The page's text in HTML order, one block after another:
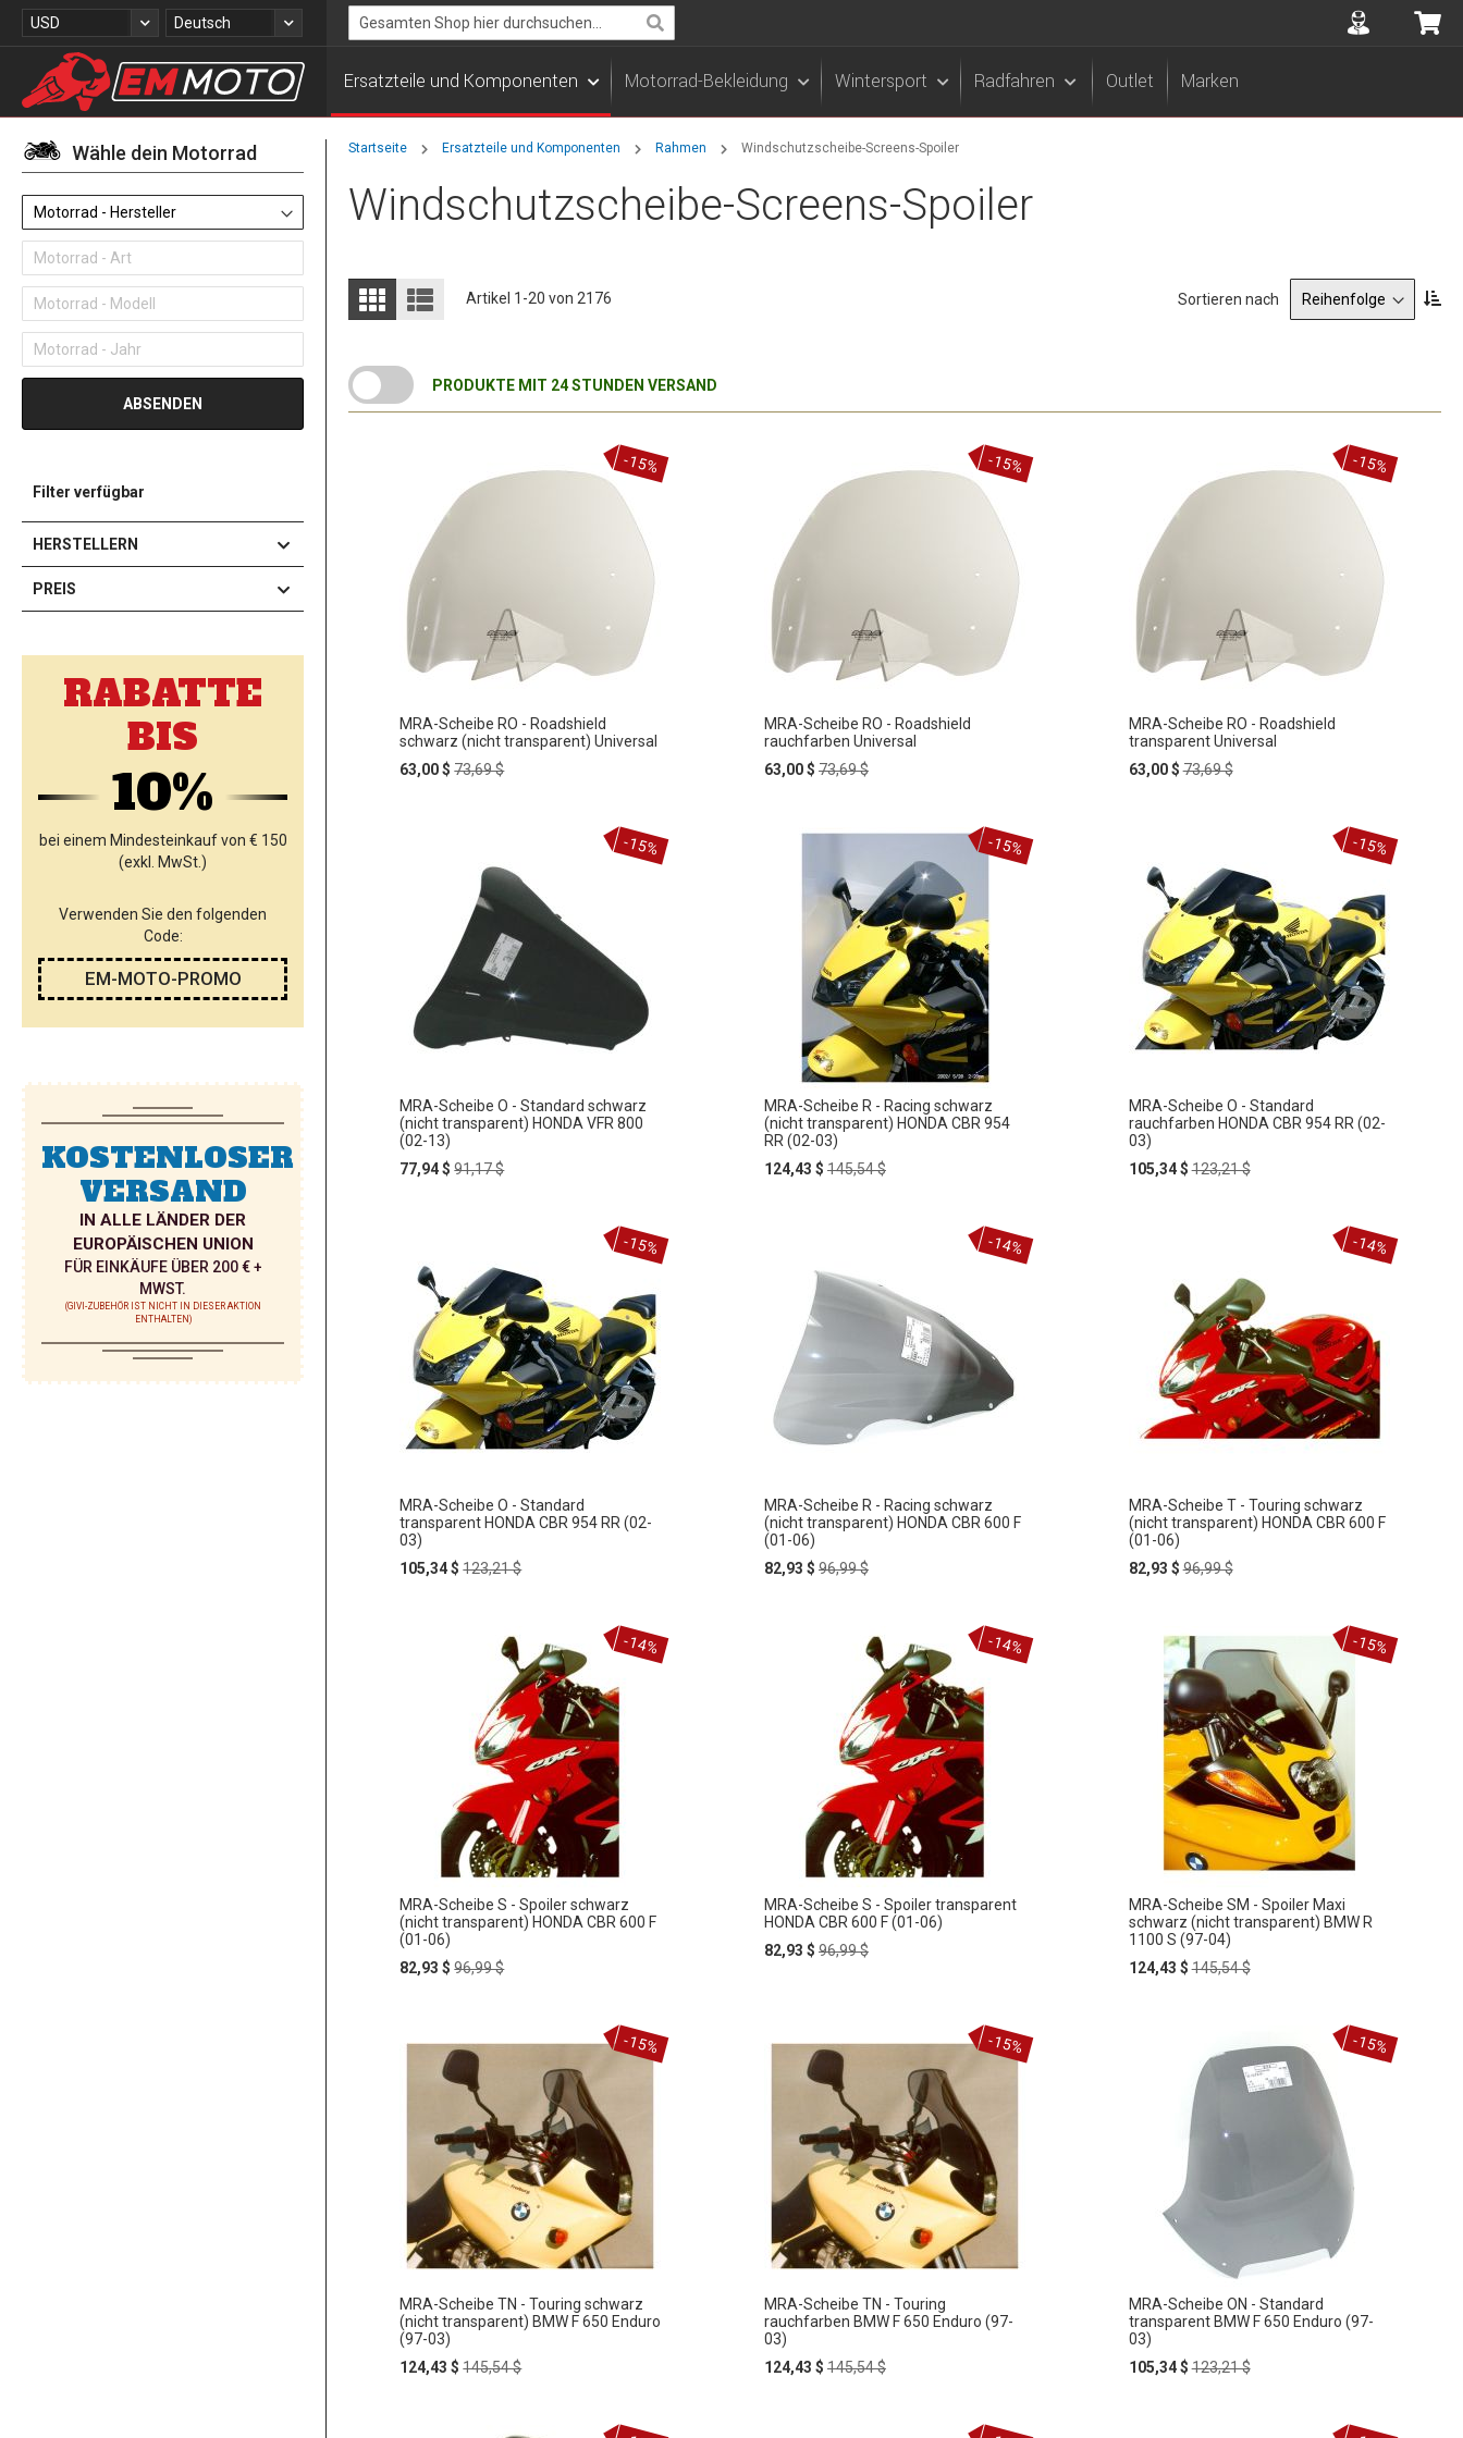
Zum
Inhalt
Währung
USD Sprache
Deutsch
Search
Accuont
Ersatzteile und Komponenten Motorrad-Bekleidung Wintersport Radfahren Outlet Marken
Startseite Ersatzteile und Komponenten Rahmen Windschutzscheibe-Screens-Spoiler
Windschutzscheibe-Screens-Spoiler
Anzeigen
als
Liste Liste Artikel 1 -20 von 2176 Sortieren nach
PRODUKTE MIT 24 STUNDEN VERSAND
MRA-Scheibe RO - Roadshield
schwarz (nicht transparent) Universal
Special
63,00 $ Regular
73,69 $
-15%
Warenkorb
WUNSCHLISTE
HINZUFÜGEN
MRA-Scheibe RO - Roadshield
rauchfarben Universal
Special
63,00 $ Regular
73,69 $
-15%
Warenkorb
WUNSCHLISTE
HINZUFÜGEN
MRA-Scheibe RO - Roadshield
transparent Universal
Special
63,00 $Regular
73,69 $
-15%
Warenkorb
WUNSCHLISTE
HINZUFÜGEN
MRA-Scheibe O - Standard schwarz
(nicht transparent) HONDA VFR 800
(02-13)
Special
77,94 $ Regular
91,17 $
-15%
Warenkorb
WUNSCHLISTE
HINZUFÜGEN
MRA-Scheibe R - Racing schwarz
(nicht transparent) HONDA CBR 954
RR (02-03)
Special
124,43 $ Regular
145,54 $
-15%
Warenkorb
WUNSCHLISTE
HINZUFÜGEN
MRA-Scheibe O - Standard
rauchfarben HONDA CBR 954 RR (02-
03)
Special
105,34 $Regular
123,21 $
-15%
WUNSCHLISTE
HINZUFÜGEN
MRA-Scheibe O - Standard
transparent HONDA CBR 954 RR (02-
03)
Special
105,34 $ Regular
123,21 $
-15%
WUNSCHLISTE
HINZUFÜGEN
MRA-Scheibe R - Racing schwarz
(nicht transparent) HONDA CBR 600 F
(01-06)
Special
82,93 $ Regular
96,99 $
-14%
WUNSCHLISTE
HINZUFÜGEN
MRA-Scheibe T - Touring schwarz
(nicht transparent) HONDA CBR 600 F
(01-06)
Special
82,93 $Regular
96,99 $
-14%
den
Warenkorb
ZUR
WUNSCHLISTE
HINZUFÜGEN
MRA-Scheibe S - Spoiler schwarz
(nicht transparent) HONDA CBR 600 F
(01-06)
Special
82,93 $ Regular
96,99 $
-14%
den
Warenkorb
ZUR
WUNSCHLISTE
HINZUFÜGEN
MRA-Scheibe S - Spoiler transparent
HONDA CBR 600 F (01-06)
Special
82,93 $ Regular
96,99 $
-14%
Warenkorb
WUNSCHLISTE
HINZUFÜGEN
MRA-Scheibe SM - Spoiler Maxi
schwarz (nicht transparent) BMW R
1100 S (97-04)
Special
124,43 $Regular
145,54 $
-15%
Warenkorb
WUNSCHLISTE
HINZUFÜGEN
MRA-Scheibe TN - Touring schwarz
(nicht transparent) BMW F 650 Enduro
(97-03)
Special
124,43 $ Regular
145,54 $
-15%
MRA-Scheibe TN - Touring
rauchfarben BMW F 650 Enduro (97-
03)
Special
124,43 $ Regular
145,54 $
-15%
MRA-Scheibe ON - Standard
transparent BMW F 650 Enduro (97-
03)
Special
105,34 $Regular
123,21 $
-15%
Wähle dein Motorrad
Motorrad - Hersteller
Motorrad - Art
Motorrad - Modell
Motorrad - Jahr
ABSENDEN
Filter verfügbar
HERSTELLERN
PREIS
RABATTE
BIS
10%
bei einem Mindesteinkauf von € 150
(exkl. MwSt.)
Verwenden Sie den folgenden
Code:
EM-MOTO-PROMO
KOSTENLOSER
VERSAND
IN ALLE LÄNDER DER
EUROPÄISCHEN UNION
FÜR EINKÄUFE ÜBER 200 € +
MWST.
(GIVI-ZUBEHÖR IST NICHT IN DIESER AKTION
ENTHALTEN)